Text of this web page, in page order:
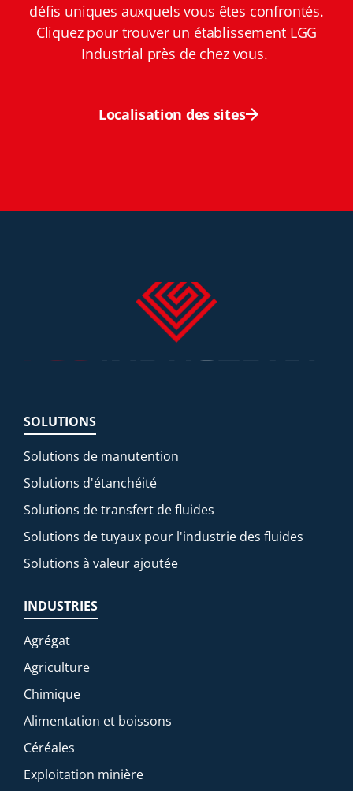
défis uniques auxquels vous êtes confrontés.
Cliquez pour trouver un établissement LGG
Industrial près de chez vous.
Localisation des sites
SOLUTIONS
Solutions de manutention
Solutions d'étanchéité
Solutions de transfert de fluides
Solutions de tuyaux pour l'industrie des fluides
Solutions à valeur ajoutée
INDUSTRIES
Agrégat
Agriculture
Chimique
Alimentation et boissons
Céréales
Exploitation minière